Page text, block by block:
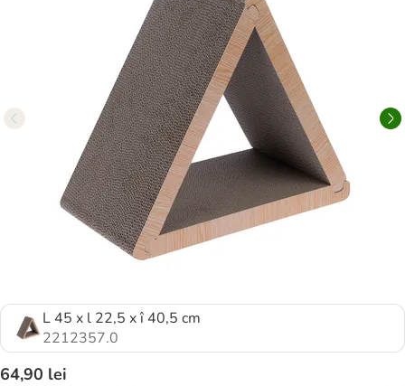
L 45 x l 22,5 x î 40,5 cm
2212357.0
64,90 lei